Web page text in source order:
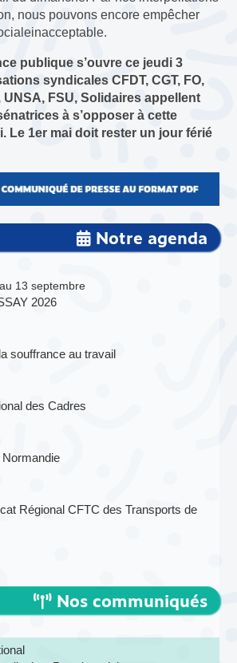
nous pouvons encore empêcher
publique s’ouvre ce jeudi 3
syndicales CFDT, CGT, FO,
UNSA, FSU, Solidaires appellent
à s’opposer à cette
Le 1er mai doit rester un jour férié
Notre agenda
13 septembre
2026
souffrance au travail
des Cadres
Régional CFTC des Transports de
Nos communiqués